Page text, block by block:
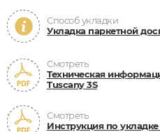
Способ укладки
Укладка паркетной
Смотреть
Техническая
Tuscany 3S
Смотреть
Инструкция по